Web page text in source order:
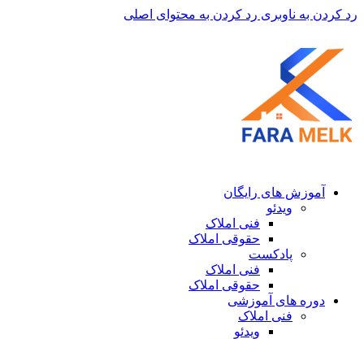
رد کردن به ناوبری رد کردن به محتوای اصلی
آموزش های رایگان
ویدئو
فنی املاک
حقوقی املاک
پادکست
فنی املاک
حقوقی املاک
دوره های آموزشی
فنی املاک
ویدئو